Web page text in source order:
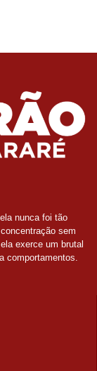
nunca foi tão
sem
exerce um brutal
comportamentos.